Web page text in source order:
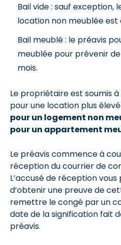
Bail vide : sauf exception,
location non meublée est
Bail meublé : le préavis
meublée pour prévenir
mois.
Le propriétaire est soumis
pour une location plus
pour un logement non
pour un appartement
Le préavis commence à
réception du courrier de
L’accusé de réception
d’obtenir une preuve de
remettre le congé par un
date de la signification fait
préavis.